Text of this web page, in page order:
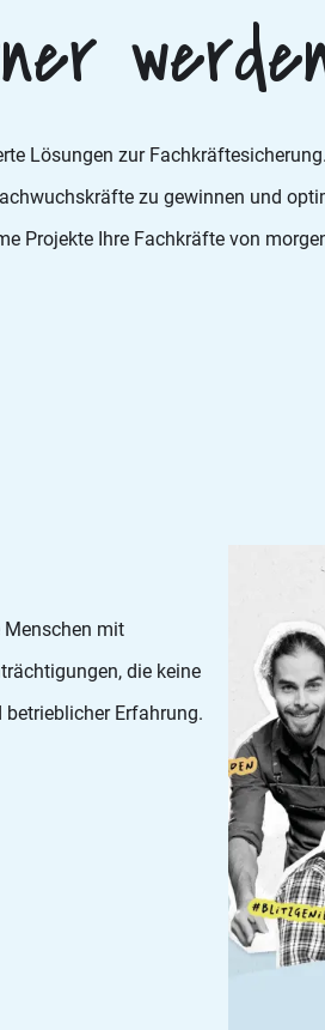
Lösungen zur
zu gewinnen und
Projekte Ihre Fachkräfte von
Menschen mit
die keine
Erfahrung.